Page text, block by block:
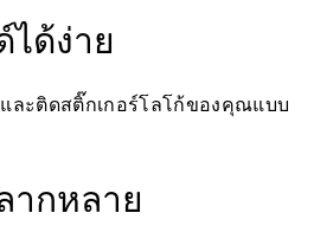
ได้ง่าย
ละติดสติ๊กเกอร์โลโก้ของคุณแบบ
ากหลาย